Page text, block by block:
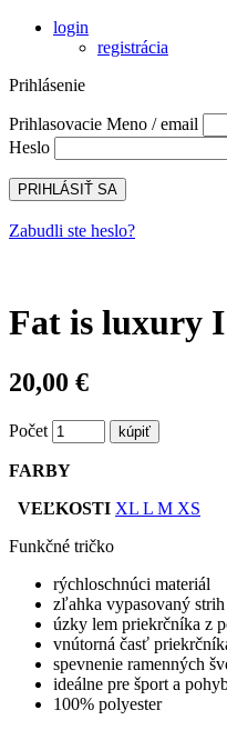
login
registrácia
Prihlásenie
Prihlasovacie Meno / email
Heslo
Zabudli ste heslo?
Fat is luxury
20,00 €
Počet
FARBY
VEĽKOSTI XL L M XS
Funkčné tričko
rýchloschnúci materiál
zľahka vypasovaný
úzky lem priekrčníka z
vnútorná časť
spevnenie ramenných
ideálne pre šport a
100% polyester